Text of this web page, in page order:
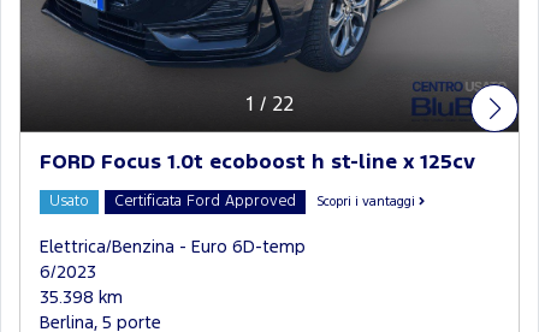
1 / 22
FORD Focus 1.0t ecoboost h st-line x 125cv
Usato Certificata Ford Approved Scopri i vantaggi
Elettrica/Benzina - Euro 6D-temp
6/2023
35.398 km
Berlina, 5 porte